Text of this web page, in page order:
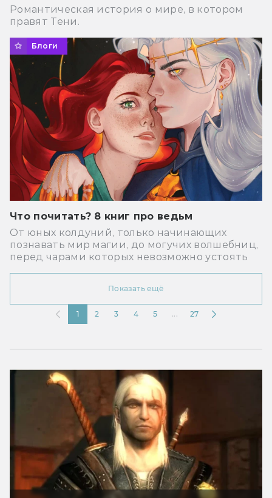
Романтическая история о мире, в котором
правят Тени.
Блоги
Что почитать? 8 книг про ведьм
От юных колдуний, только начинающих
познавать мир магии, до могучих волшебниц,
перед чарами которых невозможно устоять
Показать ещё
1 2 3 4 5 27
...